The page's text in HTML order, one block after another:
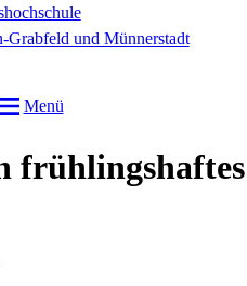
Grabfeld und Münnerstadt
Menü
frühlingshaftes